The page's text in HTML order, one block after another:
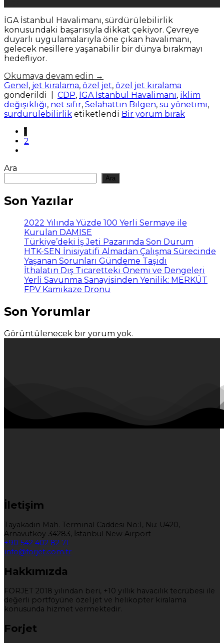
İGA İstanbul Havalimanı, sürdürülebilirlik
konusundaki başarısıyla dikkat çekiyor. Çevreye
duyarlı uygulamalarıyla öne çıkan havalimanı,
gelecek nesillere yaşanabilir bir dünya bırakmayı
hedefliyor.
Okumaya devam edin →
Genel , jet kiralama, özel jet, özel jet kiralama
gönderildi
CDP, İGA İstanbul Havalimanı, iklim
değişikliği, net sıfır, Selahattin Bilgen, su yönetimi,
sürdürülebilirlik etiketlendi Bir yorum bırak
1
2
Ara
Ara
Son Yazılar
2022 Yılında Yüzde 100 Yerli Sermaye ile
Kurulan DAMISE
Türkiye’deki İş Jeti Pazarında Son Durum
HTK-SEN İnisiyatifi Almadan Çalışma Sürecinde
Yaşanan Sorunları Gündeme Taşıdı
İthalatın Dış Ticaretteki Önemi ve Dengeleri
Yerli Savunma Sanayisinden Yenilik: MERKÜT
FPV Kamikaze Dronu
Son Yorumlar
Görüntülenecek bir yorum yok.
İletişim
Tayakadın Mah. Terminal Caddesi No:1, Nu: U420,
Arnavutköy 34283, İstanbul New Airport
+90 542 402 82 71
info@forjet.com.tr
Hakkımızda
FORJET 2018 yılından beri, +10 yıllık havacılık tecrübesi ile
değerli portföyüne özel jet ve helikopter kiralama
konusunda hizmet vermektedir.
Forjet